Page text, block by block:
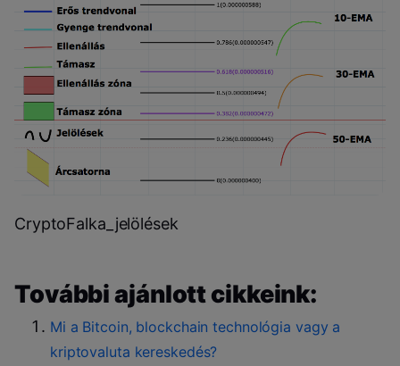
CryptoFalka_jelölések
További ajánlott cikkeink:
Mi a Bitcoin, blockchain technológia vagy a
kriptovaluta kereskedés?